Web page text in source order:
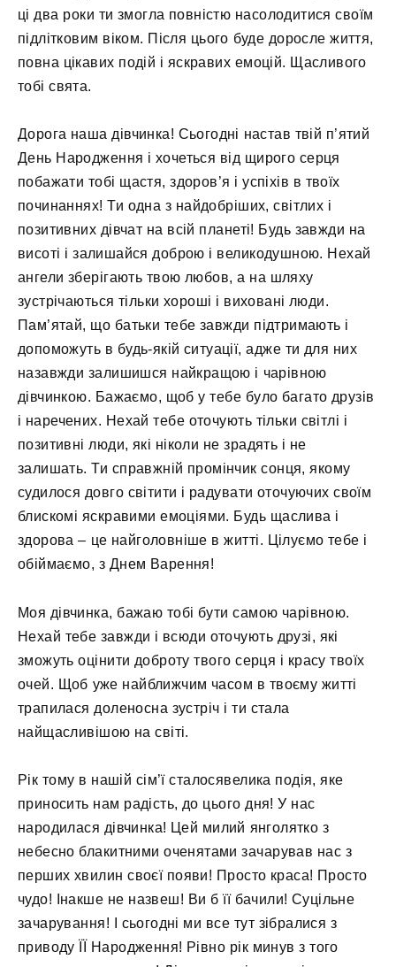
ці два роки ти змогла повністю насолодитися своїм
підлітковим віком. Після цього буде доросле життя,
повна цікавих подій і яскравих емоцій. Щасливого
тобі свята.
Дорога наша дівчинка! Сьогодні настав твій п’ятий
День Народження і хочеться від щирого серця
побажати тобі щастя, здоров’я і успіхів в твоїх
починаннях! Ти одна з найдобріших, світлих і
позитивних дівчат на всій планеті! Будь завжди на
висоті і залишайся доброю і великодушною. Нехай
ангели зберігають твою любов, а на шляху
зустрічаються тільки хороші і виховані люди.
Пам’ятай, що батьки тебе завжди підтримають і
допоможуть в будь-якій ситуації, адже ти для них
назавжди залишишся найкращою і чарівною
дівчинкою. Бажаємо, щоб у тебе було багато друзів
і наречених. Нехай тебе оточують тільки світлі і
позитивні люди, які ніколи не зрадять і не
залишать. Ти справжній промінчик сонця, якому
судилося довго світити і радувати оточуючих своїм
блискомі яскравими емоціями. Будь щаслива і
здорова – це найголовніше в житті. Цілуємо тебе і
обіймаємо, з Днем Варення!
Моя дівчинка, бажаю тобі бути самою чарівною.
Нехай тебе завжди і всюди оточують друзі, які
зможуть оцінити доброту твого серця і красу твоїх
очей. Щоб уже найближчим часом в твоєму житті
трапилася доленосна зустріч і ти стала
найщасливішою на світі.
Рік тому в нашій сім’ї сталосявелика подія, яке
приносить нам радість, до цього дня! У нас
народилася дівчинка! Цей милий янголятко з
небесно блакитними оченятами зачарував нас з
перших хвилин своєї появи! Просто краса! Просто
чудо! Інакше не назвеш! Ви б її бачили! Суцільне
зачарування! І сьогодні ми все тут зібралися з
приводу ЇЇ Народження! Рівно рік минув з того